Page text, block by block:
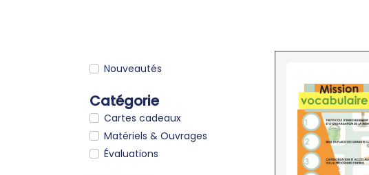
Nouveautés
Catégorie
Cartes cadeaux
Matériels & Ouvrages
Évaluations